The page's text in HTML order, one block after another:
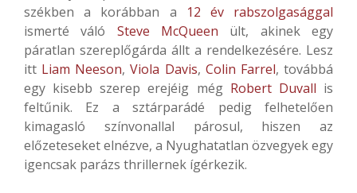
székben a korábban a
12 év rabszolgasággal
ismerté váló Steve McQueen ült, akinek egy
páratlan szereplőgárda állt a rendelkezésére. Lesz
itt Liam Neeson,Viola Davis, Colin Farrel, továbbá
egy kisebb szerep erejéig még Robert Duvall is
feltűnik. Ez a sztárparádé pedig felhetelően
kimagasló színvonallal párosul, hiszen az
előzeteseket elnézve, a Nyughatatlan özvegyek egy
igencsak parázs thrillernek ígérkezik.